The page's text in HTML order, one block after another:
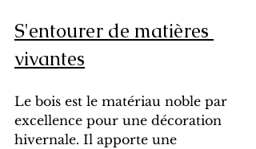
S'entourer de matières
vivantes
Le bois est le matériau noble par
excellence pour une décoration
hivernale. Il apporte une